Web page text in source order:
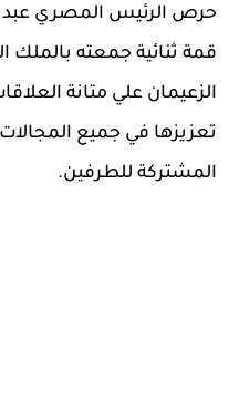
حرص الرئيس المصري عبد
قمة ثنائية جمعته بالملك
الزعيمان علي متانة
تعزيزها في جميع
المشتركة للطرفين.